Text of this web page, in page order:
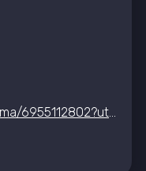
https://my.mts-link.ru/j/eLama/6955112802?utm_source=event&utm_medium=organic&utm_campaign=luchshe2&utm_content=iteventhub